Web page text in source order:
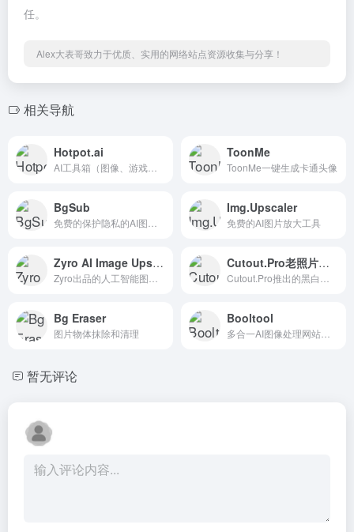
任。
Alex大表哥致力于优质、实用的网络站点资源收集与分享！
相关导航
Hotpot.ai ToonMe
ToonMe一键生成卡通头像
BgSub Img.Upscaler
免费的AI图片放大工具
Zyro AI Image Upscaler Cutout.Pro老照片上色
Bg Eraser
图片物体抹除和清理
Booltool
暂无评论